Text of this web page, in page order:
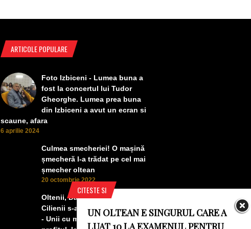
CITESTE SI
UN OLTEAN E SINGURUL CARE A
LUAT 10 LA EXAMENUL PENTRU
ARTICOLE POPULARE
Foto Izbiceni - Lumea buna a
fost la concertul lui Tudor
Gheorghe. Lumea prea buna
din Izbiceni a avut un ecran si
scaune, afara
6 aprilie 2024
Culmea smecheriei! O mașină
șmecheră l-a trădat pe cel mai
șmecher oltean
20 octombrie 2022
Oltenii, Dăbulenii, Izbicenii,
Cilienii s-au înfrățit cu Puchenii
- Unii cu munca, alții cu